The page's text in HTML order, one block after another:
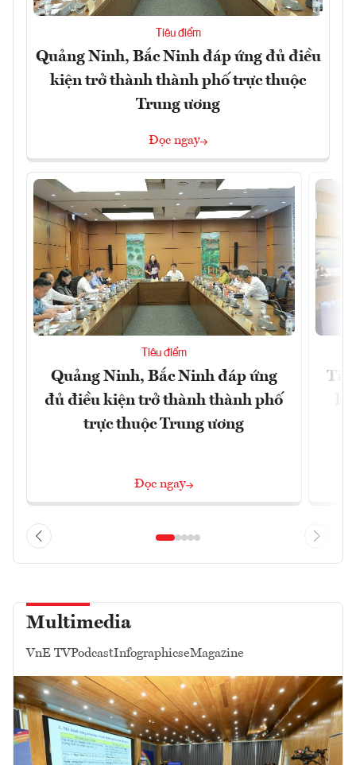
Tiêu điểm
Quảng Ninh, Bắc Ninh đáp ứng đủ điều
kiện trở thành thành phố trực thuộc
Trung ương
Đọc ngay
Tiêu điểm
Quảng Ninh, Bắc Ninh đáp ứng
đủ điều kiện trở thành thành phố
trực thuộc Trung ương
Đọc ngay
Multimedia
VnE TVPodcastInfographicseMagazine